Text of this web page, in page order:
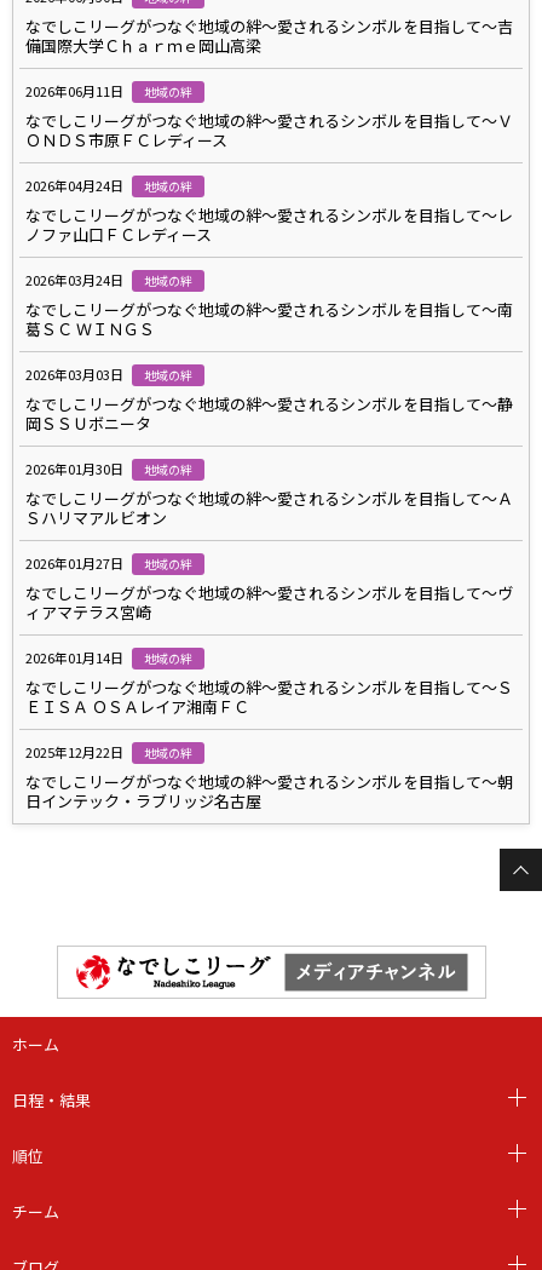
なでしこリーグがつなぐ地域の絆～愛されるシンボルを目指して～吉
備国際大学Ｃｈａｒｍｅ岡山高梁
2026年06月11日 地域の絆
なでしこリーグがつなぐ地域の絆～愛されるシンボルを目指して～Ｖ
ＯＮＤＳ市原ＦＣレディース
2026年04月24日 地域の絆
なでしこリーグがつなぐ地域の絆～愛されるシンボルを目指して～レ
ノファ山口ＦＣレディース
2026年03月24日 地域の絆
なでしこリーグがつなぐ地域の絆～愛されるシンボルを目指して～南
葛ＳＣ ＷＩＮＧＳ
2026年03月03日 地域の絆
なでしこリーグがつなぐ地域の絆～愛されるシンボルを目指して～静
岡ＳＳＵボニータ
2026年01月30日 地域の絆
なでしこリーグがつなぐ地域の絆～愛されるシンボルを目指して～Ａ
Ｓハリマアルビオン
2026年01月27日 地域の絆
なでしこリーグがつなぐ地域の絆～愛されるシンボルを目指して～ヴ
ィアマテラス宮崎
2026年01月14日 地域の絆
なでしこリーグがつなぐ地域の絆～愛されるシンボルを目指して～Ｓ
ＥＩＳＡ ＯＳＡレイア湘南ＦＣ
2025年12月22日 地域の絆
なでしこリーグがつなぐ地域の絆～愛されるシンボルを目指して～朝
日インテック・ラブリッジ名古屋
ホーム
日程・結果
順位
チーム